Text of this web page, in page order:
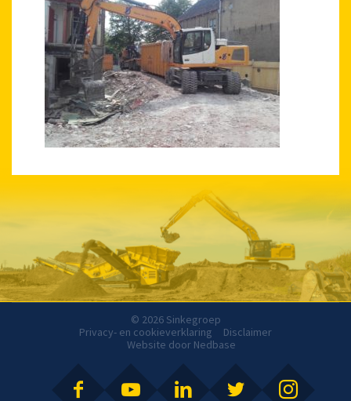
© 2026 Sinkegroep
Privacy- en cookieverklaring
Disclaimer
Website door Nedbase